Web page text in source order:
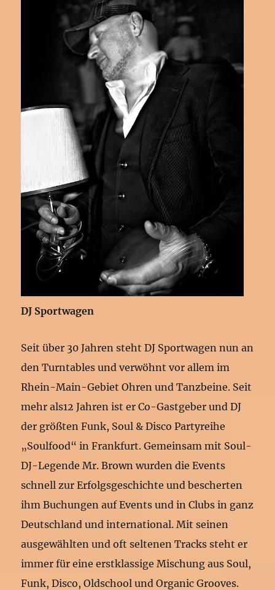
DJ Sportwagen
Seit über 30 Jahren steht DJ Sportwagen nun an
den Turntables und verwöhnt vor allem im
Rhein-Main-Gebiet Ohren und Tanzbeine. Seit
mehr als12 Jahren ist er Co-Gastgeber und DJ
der größten Funk, Soul & Disco Partyreihe
„Soulfood“ in Frankfurt. Gemeinsam mit Soul-
DJ-Legende Mr. Brown wurden die Events
schnell zur Erfolgsgeschichte und bescherten
ihm Buchungen auf Events und in Clubs in ganz
Deutschland und international. Mit seinen
ausgewählten und oft seltenen Tracks steht er
immer für eine erstklassige Mischung aus Soul,
Funk, Disco, Oldschool und Organic Grooves.